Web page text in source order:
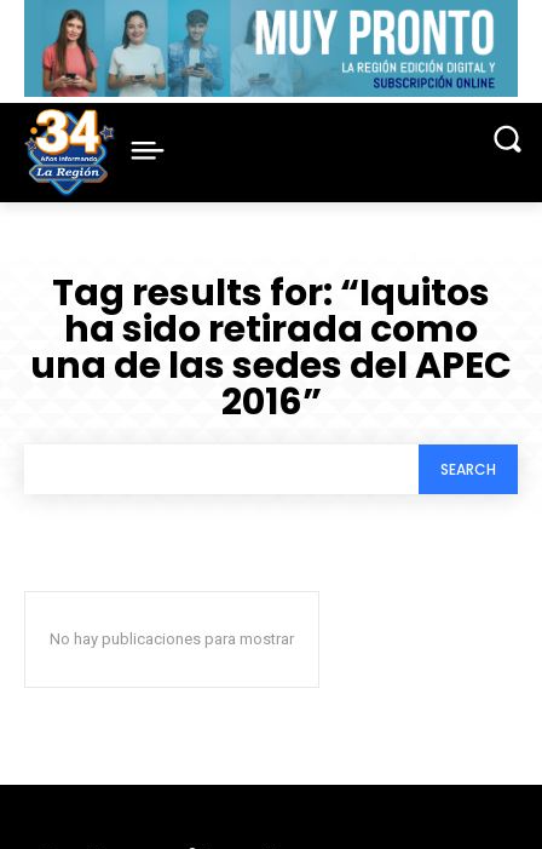
Tag results for:“Iquitos
ha sido retirada como
una de las sedes del APEC
2016”
SEARCH
No hay publicaciones para mostrar